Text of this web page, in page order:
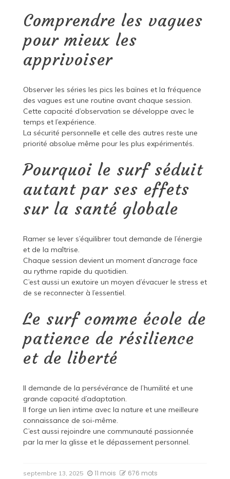
Comprendre les vagues
pour mieux les
apprivoiser
Observer les séries les pics les baïnes et la fréquence
des vagues est une routine avant chaque session.
Cette capacité d’observation se développe avec le
temps et l’expérience.
La sécurité personnelle et celle des autres reste une
priorité absolue même pour les plus expérimentés.
Pourquoi le surf séduit
autant par ses effets
sur la santé globale
Ramer se lever s’équilibrer tout demande de l’énergie
et de la maîtrise.
Chaque session devient un moment d’ancrage face
au rythme rapide du quotidien.
C’est aussi un exutoire un moyen d’évacuer le stress et
de se reconnecter à l’essentiel.
Le surf comme école de
patience de résilience
et de liberté
Il demande de la persévérance de l’humilité et une
grande capacité d’adaptation.
Il forge un lien intime avec la nature et une meilleure
connaissance de soi-même.
C’est aussi rejoindre une communauté passionnée
par la mer la glisse et le dépassement personnel.
septembre 13, 2025 11 mois 676 mots